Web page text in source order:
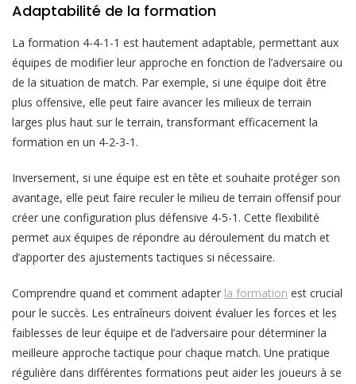
Adaptabilité de la formation
La formation 4-4-1-1 est hautement adaptable, permettant aux
équipes de modifier leur approche en fonction de l’adversaire ou
de la situation de match. Par exemple, si une équipe doit être
plus offensive, elle peut faire avancer les milieux de terrain
larges plus haut sur le terrain, transformant efficacement la
formation en un 4-2-3-1.
Inversement, si une équipe est en tête et souhaite protéger son
avantage, elle peut faire reculer le milieu de terrain offensif pour
créer une configuration plus défensive 4-5-1. Cette flexibilité
permet aux équipes de répondre au déroulement du match et
d’apporter des ajustements tactiques si nécessaire.
Comprendre quand et comment adapter la formation est crucial
pour le succès. Les entraîneurs doivent évaluer les forces et les
faiblesses de leur équipe et de l’adversaire pour déterminer la
meilleure approche tactique pour chaque match. Une pratique
régulière dans différentes formations peut aider les joueurs à se